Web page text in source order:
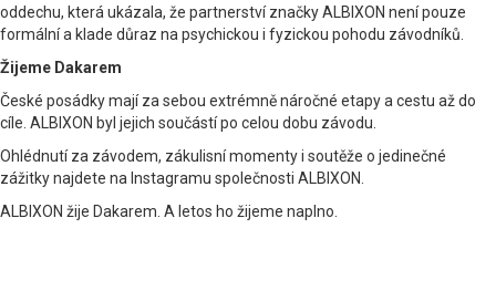
oddechu, která ukázala, že partnerství značky ALBIXON není pouze
formální a klade důraz na psychickou i fyzickou pohodu závodníků.
Žijeme Dakarem
České posádky mají za sebou extrémně náročné etapy a cestu až do
cíle. ALBIXON byl jejich součástí po celou dobu závodu.
Ohlédnutí za závodem, zákulisní momenty i soutěže o jedinečné
zážitky najdete na Instagramu společnosti ALBIXON.
ALBIXON žije Dakarem. A letos ho žijeme naplno.